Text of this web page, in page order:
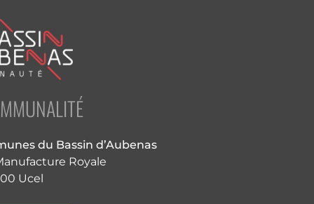
du Bassin d’Aubenas
Royale
Ucel